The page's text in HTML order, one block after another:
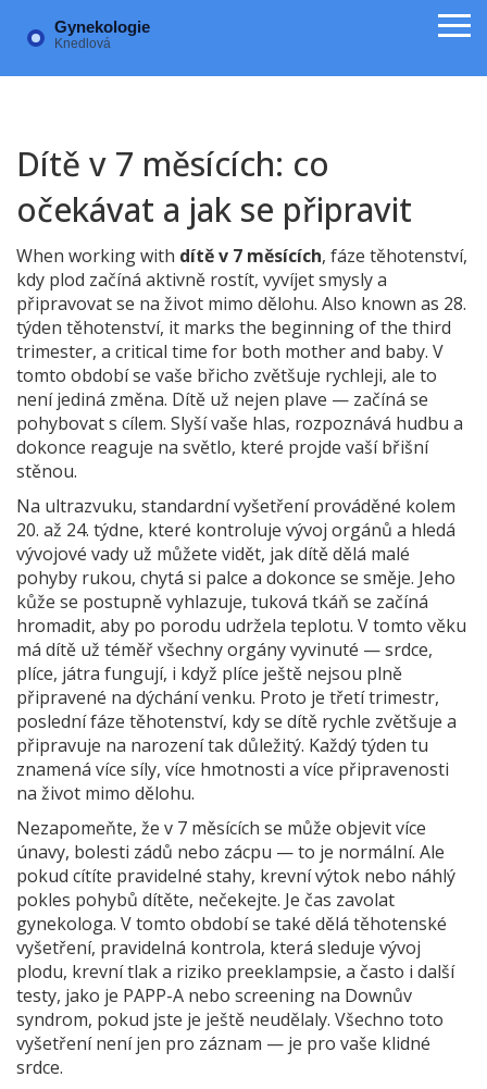
Dítě v 7 měsících: co
očekávat a jak se připravit
When working with dítě v 7 měsících, fáze těhotenství,
kdy plod začíná aktivně rostít, vyvíjet smysly a
připravovat se na život mimo dělohu. Also known as 28.
týden těhotenství, it marks the beginning of the third
trimester, a critical time for both mother and baby. V
tomto období se vaše břicho zvětšuje rychleji, ale to
není jediná změna. Dítě už nejen plave — začíná se
pohybovat s cílem. Slyší vaše hlas, rozpoznává hudbu a
dokonce reaguje na světlo, které projde vaší břišní
stěnou.
Na ultrazvuku, standardní vyšetření prováděné kolem
20. až 24. týdne, které kontroluje vývoj orgánů a hledá
vývojové vady už můžete vidět, jak dítě dělá malé
pohyby rukou, chytá si palce a dokonce se směje. Jeho
kůže se postupně vyhlazuje, tuková tkáň se začíná
hromadit, aby po porodu udržela teplotu. V tomto věku
má dítě už téměř všechny orgány vyvinuté — srdce,
plíce, játra fungují, i když plíce ještě nejsou plně
připravené na dýchání venku. Proto je třetí trimestr,
poslední fáze těhotenství, kdy se dítě rychle zvětšuje a
připravuje na narozenítak důležitý. Každý týden tu
znamená více síly, více hmotnosti a více připravenosti
na život mimo dělohu.
Nezapomeňte, že v 7 měsících se může objevit více
únavy, bolesti zádů nebo zácpu — to je normální. Ale
pokud cítíte pravidelné stahy, krevní výtok nebo náhlý
pokles pohybů dítěte, nečekejte. Je čas zavolat
gynekologa. V tomto období se také dělá těhotenské
vyšetření, pravidelná kontrola, která sleduje vývoj
plodu, krevní tlak a riziko preeklampsie, a často i další
testy, jako je PAPP-A nebo screening na Downův
syndrom, pokud jste je ještě neudělaly. Všechno toto
vyšetření není jen pro záznam — je pro vaše klidné
srdce.